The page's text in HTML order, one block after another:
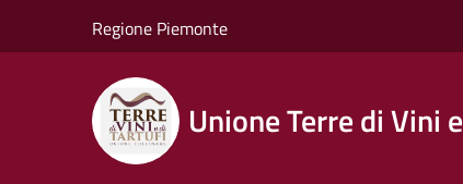
Regione Piemonte
Unione Terre di Vini